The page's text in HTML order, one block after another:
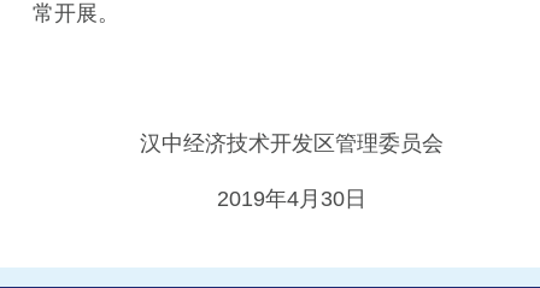
常开展。
汉中经济技术开发区管理委员会
2019年4月30日